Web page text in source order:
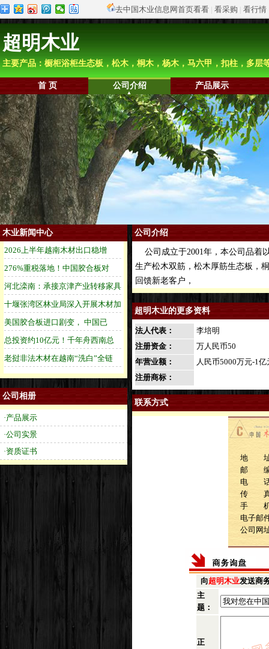
去中国木业信息网首页看看 | 看采购 | 看行情
超明木业
主要产品：橱柜浴柜生态板，松木，桐木，杨木，马六甲，扣柱，多层
首 页 公司介绍 产品展示
木业新闻中心
公司相册
·产品展示
·公司实景
·资质证书
公司介绍
公司成立于2001年，本公司品着
生产松木双筋，松木厚筋生态板，
回馈新老客户，
超明木业的更多资料
法人代表：
李培明
注册资金：
万人民币50
年营业额：
人民币5000万元-1亿
注册商标：
联系方式
地 址
邮 编
电 话
传 真
手 机
电子邮
公司网
向超明木业发送商
主
题：
正